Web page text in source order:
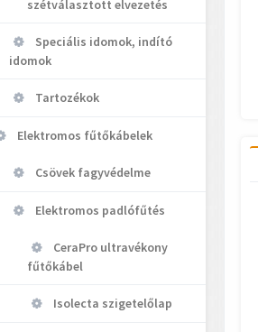
szétválasztott elvezetés
Speciális idomok, indító
idomok
Tartozékok
Elektromos fűtőkábelek
Csövek fagyvédelme
Elektromos padlófűtés
CeraPro ultravékony
fűtőkábel
Isolecta szigetelőlap